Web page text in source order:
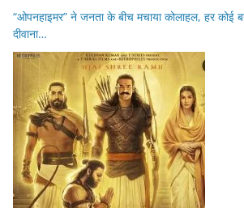
“ओपनहाइमर” ने जनता के बीच मचाया कोलाहल, हर कोई
दीवाना…